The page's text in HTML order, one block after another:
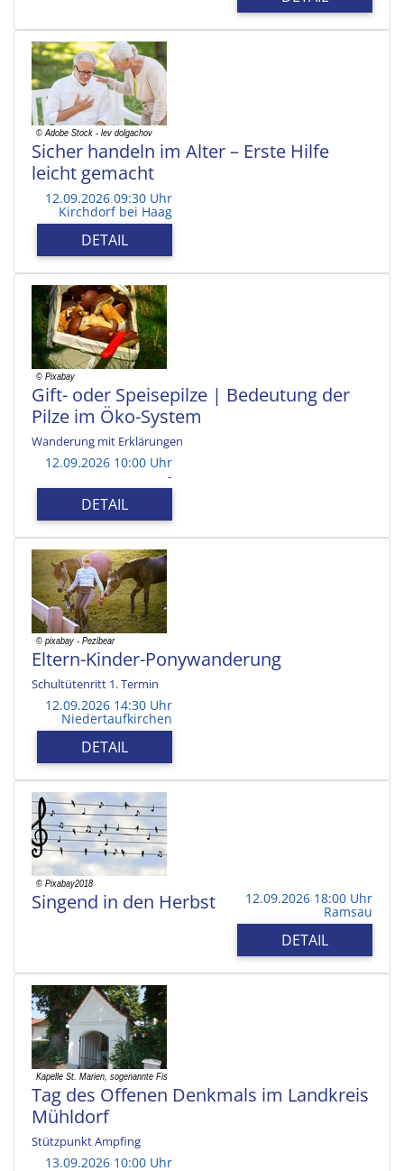
Sicher handeln im Alter – Erste Hilfe
leicht gemacht
12.09.2026 09:30 Uhr
Kirchdorf bei Haag
DETAIL
Gift- oder Speisepilze | Bedeutung der
Pilze im Öko-System
Wanderung mit Erklärungen
12.09.2026 10:00 Uhr
-
DETAIL
Eltern-Kinder-Ponywanderung
Schultütenritt 1. Termin
12.09.2026 14:30 Uhr
Niedertaufkirchen
DETAIL
Singend in den Herbst 12.09.2026 18:00 Uhr
Ramsau
DETAIL
Tag des Offenen Denkmals im Landkreis
Mühldorf
Stützpunkt Ampfing
13.09.2026 10:00 Uhr